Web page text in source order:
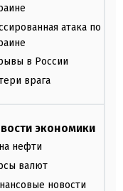
атака по
в России
врага
экономики
нефти
валют
новости